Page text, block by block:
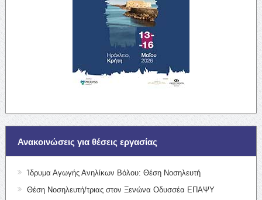
Ανακοινώσεις για θέσεις εργασίας
Ίδρυμα Αγωγής Ανηλίκων Βόλου: Θέση Νοσηλευτή
Θέση Νοσηλευτή/τριας στον Ξενώνα Οδυσσέα ΕΠΑΨΥ